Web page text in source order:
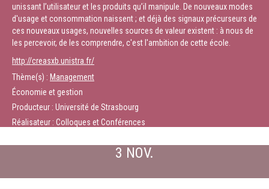
unissant l’utilisateur et les produits qu’il manipule. De nouveaux modes
d'usage et consommation naissent ; et déjà des signaux précurseurs de
ces nouveaux usages, nouvelles sources de valeur existent : à nous de
les percevoir, de les comprendre, c'est l'ambition de cette école.
http://creasxb.unistra.fr/
Thème(s) : Management
Économie et gestion
Producteur : Université de Strasbourg
Réalisateur : Colloques et Conférences
3 NOV.